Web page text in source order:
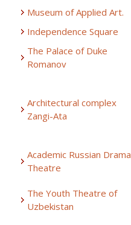
Museum of Applied Art.
Independence Square
The Palace of Duke
Romanov
Architectural complex
Zangi-Ata
Academic Russian Drama
Theatre
The Youth Theatre of
Uzbekistan